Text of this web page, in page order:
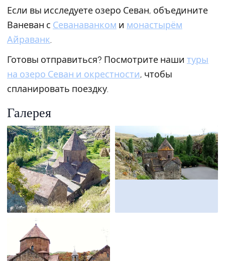
Если вы исследуете озеро Севан, объедините
Ваневан с Севанаванком и монастырём
Айраванк.
Готовы отправиться? Посмотрите наши туры
на озеро Севан и окрестности, чтобы
спланировать поездку.
Галерея